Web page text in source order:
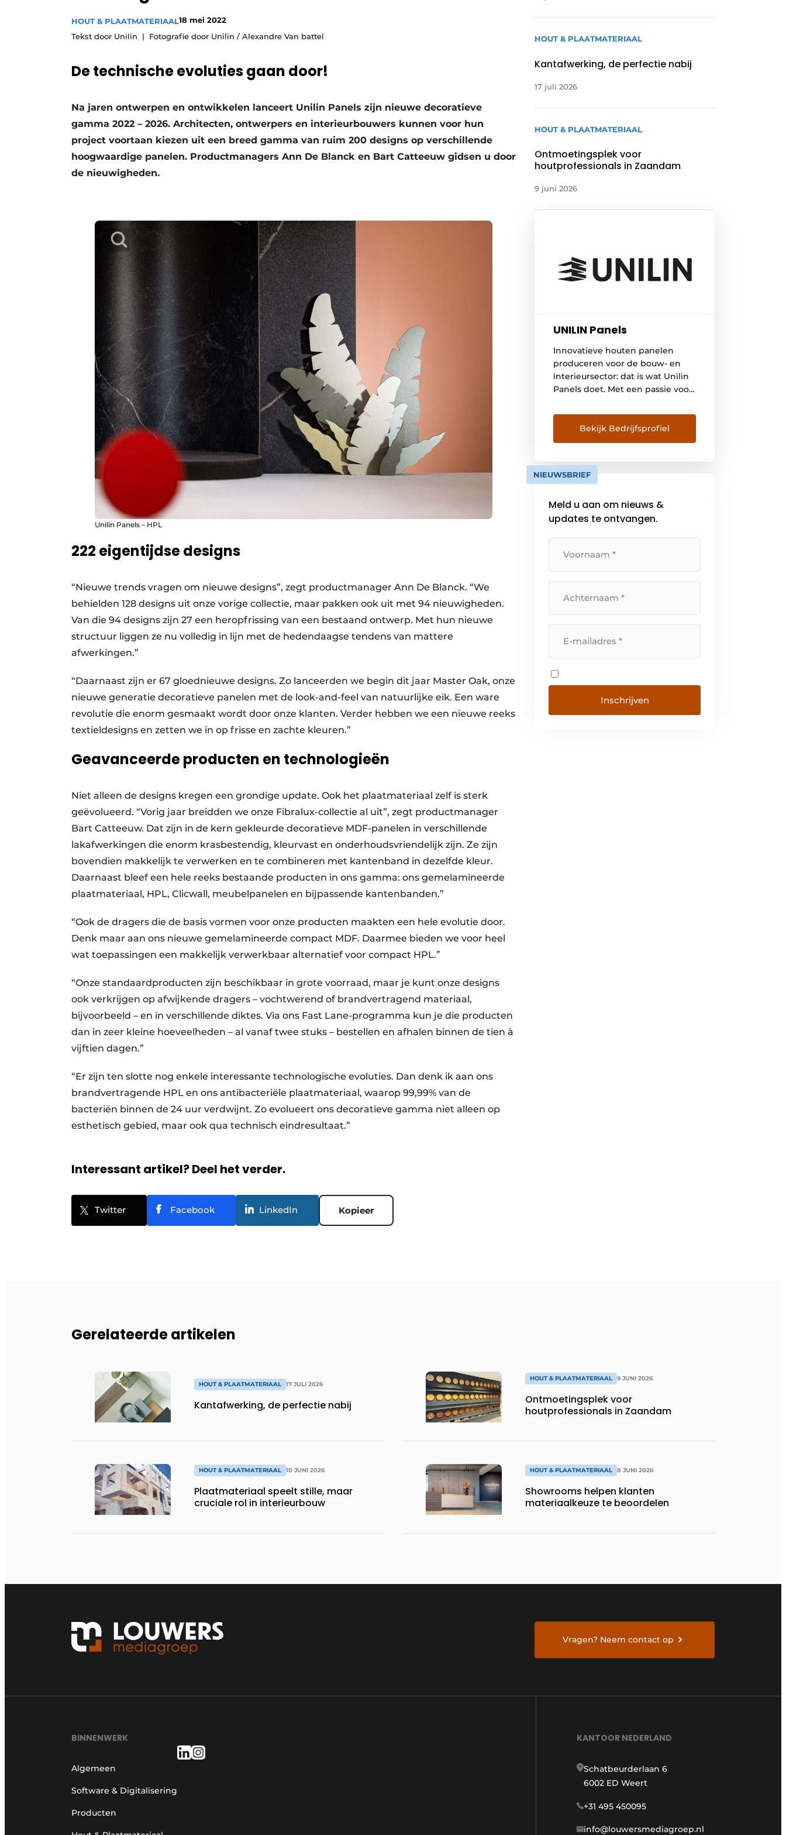
Video’s
HOUT & PLAATMATERIAAL18 mei 2022
Tekst door Unilin
Fotografie door Unilin / Alexandre Van battel
De technische evoluties gaan door!
Na jaren ontwerpen en ontwikkelen lanceert Unilin Panels zijn nieuwe decoratieve
gamma 2022 – 2026. Architecten, ontwerpers en interieurbouwers kunnen voor hun
project voortaan kiezen uit een breed gamma van ruim 200 designs op verschillende
hoogwaardige panelen. Productmanagers Ann De Blanck en Bart Catteeuw gidsen u door
de nieuwigheden.
Unilin Panels – HPL
222 eigentijdse designs
“Nieuwe trends vragen om nieuwe designs”, zegt productmanager Ann De Blanck. “We
behielden 128 designs uit onze vorige collectie, maar pakken ook uit met 94 nieuwigheden.
Van die 94 designs zijn 27 een heropfrissing van een bestaand ontwerp. Met hun nieuwe
structuur liggen ze nu volledig in lijn met de hedendaagse tendens van mattere
afwerkingen.”
“Daarnaast zijn er 67 gloednieuwe designs. Zo lanceerden we begin dit jaar Master Oak, onze
nieuwe generatie decoratieve panelen met de look-and-feel van natuurlijke eik. Een ware
revolutie die enorm gesmaakt wordt door onze klanten. Verder hebben we een nieuwe reeks
textieldesigns en zetten we in op frisse en zachte kleuren.”
Geavanceerde producten en technologieën
Niet alleen de designs kregen een grondige update. Ook het plaatmateriaal zelf is sterk
geëvolueerd. “Vorig jaar breidden we onze Fibralux-collectie al uit”, zegt productmanager
Bart Catteeuw. Dat zijn in de kern gekleurde decoratieve MDF-panelen in verschillende
lakafwerkingen die enorm krasbestendig, kleurvast en onderhoudsvriendelijk zijn. Ze zijn
bovendien makkelijk te verwerken en te combineren met kantenband in dezelfde kleur.
Daarnaast bleef een hele reeks bestaande producten in ons gamma: ons gemelamineerde
plaatmateriaal, HPL, Clicwall, meubelpanelen en bijpassende kantenbanden.”
“Ook de dragers die de basis vormen voor onze producten maakten een hele evolutie door.
Denk maar aan ons nieuwe gemelamineerde compact MDF. Daarmee bieden we voor heel
wat toepassingen een makkelijk verwerkbaar alternatief voor compact HPL.”
“Onze standaardproducten zijn beschikbaar in grote voorraad, maar je kunt onze designs
ook verkrijgen op afwijkende dragers – vochtwerend of brandvertragend materiaal,
bijvoorbeeld – en in verschillende diktes. Via ons Fast Lane-programma kun je die producten
dan in zeer kleine hoeveelheden – al vanaf twee stuks – bestellen en afhalen binnen de tien à
vijftien dagen.”
“Er zijn ten slotte nog enkele interessante technologische evoluties. Dan denk ik aan ons
brandvertragende HPL en ons antibacteriële plaatmateriaal, waarop 99,99% van de
bacteriën binnen de 24 uur verdwijnt. Zo evolueert ons decoratieve gamma niet alleen op
esthetisch gebied, maar ook qua technisch eindresultaat.”
Interessant artikel? Deel het verder.
Twitter Facebook LinkedIn Kopieer
HOUT & PLAATMATERIAAL
Kantafwerking, de perfectie nabij
17 juli 2026
HOUT & PLAATMATERIAAL
Ontmoetingsplek voor
houtprofessionals in Zaandam
9 juni 2026
UNILIN Panels
Innovatieve houten panelen
produceren voor de bouw- en
interieursector: dat is wat Unilin
Panels doet. Met een passie voor
we elke dag naar beter, zowel
technisch als esthetisch.
Bouwend op gefocuste R&D-
houten platen steeds
performanter. Met inspiratie uit
creëren we tijdloze designs die
elk […]
Bekijk Bedrijfsprofiel
NIEUWSBRIEF
Meld u aan om nieuws &
updates te ontvangen.
Gerelateerde artikelen
HOUT & PLAATMATERIAAL 17 JULI 2026
Kantafwerking, de perfectie nabij
HOUT & PLAATMATERIAAL 10 JUNI 2026
Plaatmateriaal speelt stille, maar
cruciale rol in interieurbouw
HOUT & PLAATMATERIAAL 9 JUNI 2026
Ontmoetingsplek voor
houtprofessionals in Zaandam
HOUT & PLAATMATERIAAL 8 JUNI 2026
Showrooms helpen klanten
materiaalkeuze te beoordelen
Vragen? Neem contact op
BINNENWERK
Algemeen
Software & Digitalisering
Producten
KANTOOR NEDERLAND
Schatbeurderlaan 6
6002 ED Weert
+31 495 450095
info@louwersmediagroep.nl